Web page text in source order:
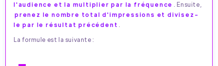
l'audience et la multiplier par la fréquence
. Ensuite,
prenez le nombre total d'impressions et divisez-
le par le résultat précédent
La formule est la suivante :